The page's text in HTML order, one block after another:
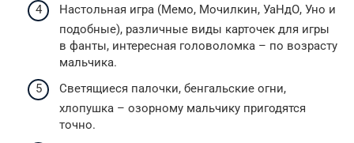
Настольная игра (Мемо, Мочилкин, УаНдО, Уно и
подобные), различные виды карточек для игры
в фанты, интересная головоломка – по возрасту
мальчика.
Светящиеся палочки, бенгальские огни,
хлопушка – озорному мальчику пригодятся
точно.